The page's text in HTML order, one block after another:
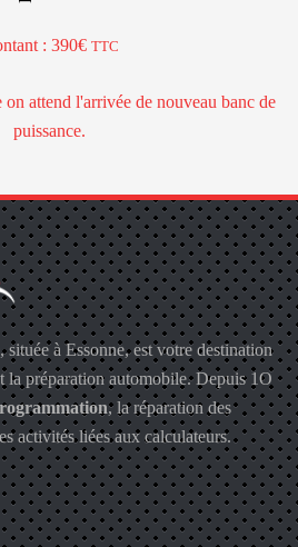
: 390€ TTC
attend l'arrivée de nouveau banc de
puissance.
, située à Essonne, est votre destination
la préparation automobile. Depuis 1O
, la réparation des
activités liées aux calculateurs.